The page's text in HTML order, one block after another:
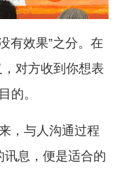
有效果”之分。在
对方收到你想表
的。
，与人沟通过程
讯息，便是适合的